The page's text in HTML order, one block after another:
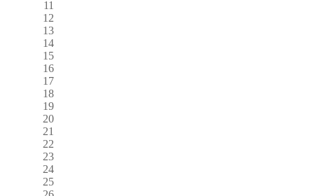
11
12
13
14
15
16
17
18
19
20
21
22
23
24
25